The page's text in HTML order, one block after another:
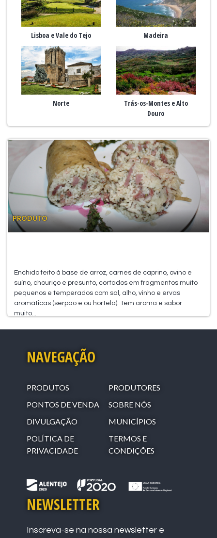
Lisboa e Vale do Tejo Madeira
Norte
Trás-os-Montes e Alto
Douro
PRODUTO
Enchido feito à base de arroz, carnes de caprino, ovino e
suíno, chouriço e presunto, cortados em fragmentos muito
pequenos e temperados com sal, alho, vinho e ervas
aromáticas (serpão e ou hortelã). Tem aroma e sabor
muito...
NAVEGAÇÃO
PRODUTOS
PRODUTORES
PONTOS DE VENDA
SOBRE NÓS
DIVULGAÇÃO
MUNICÍPIOS
POLÍTICA DE
PRIVACIDADE
TERMOS E
CONDIÇÕES
NEWSLETTER
Inscreva-se na nossa newsletter e